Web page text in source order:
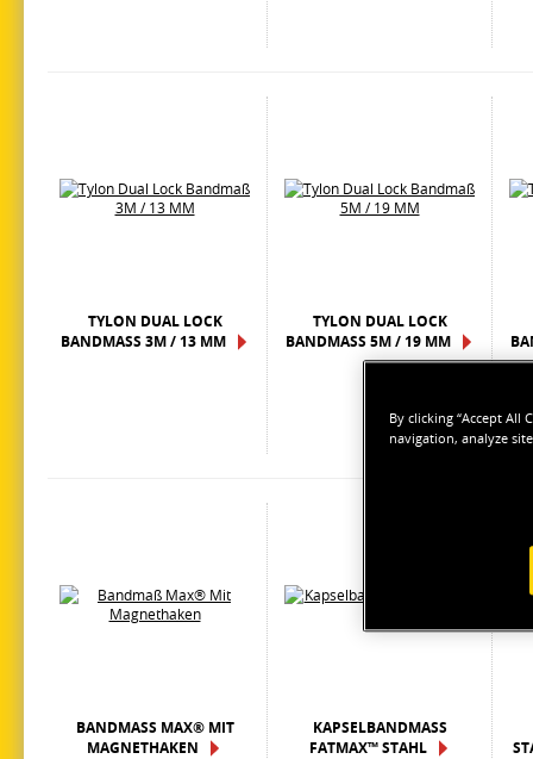
TYLON DUAL LOCK
BANDMASS 3M / 13 MM
TYLON DUAL LOCK
BANDMASS 5M / 19 MM
BANDMASS MAX® MIT M
AGNETHAKEN
KAPSELBANDMASS F
ATMAX™ STAHL
By clicking “Accept All
navigation, analyze